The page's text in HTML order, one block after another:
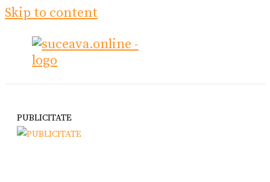
Skip to content
PUBLICITATE